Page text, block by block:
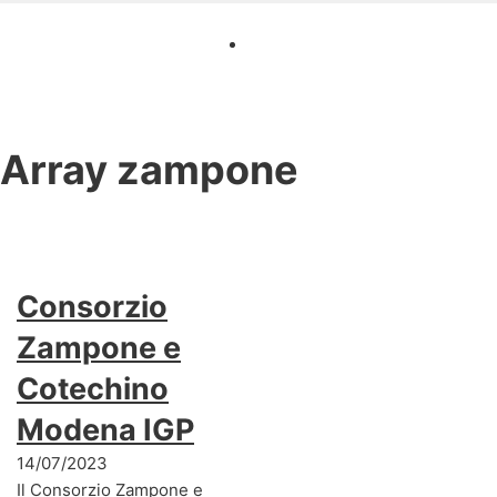
Array zampone
Consorzio
Zampone e
Cotechino
Modena IGP
14/07/2023
Il Consorzio Zampone e